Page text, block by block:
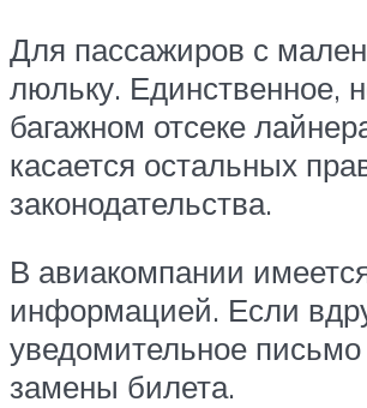
Для пассажиров с
люльку. Единственное,
багажном отсеке
касается остальных
законодательства.
В авиакомпании
информацией. Если
уведомительное
замены билета.